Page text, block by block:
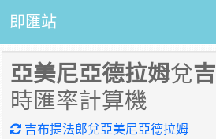
即匯站
亞美尼亞德拉姆兌
時匯率計算機
吉布提法郎兌亞美尼亞德拉姆